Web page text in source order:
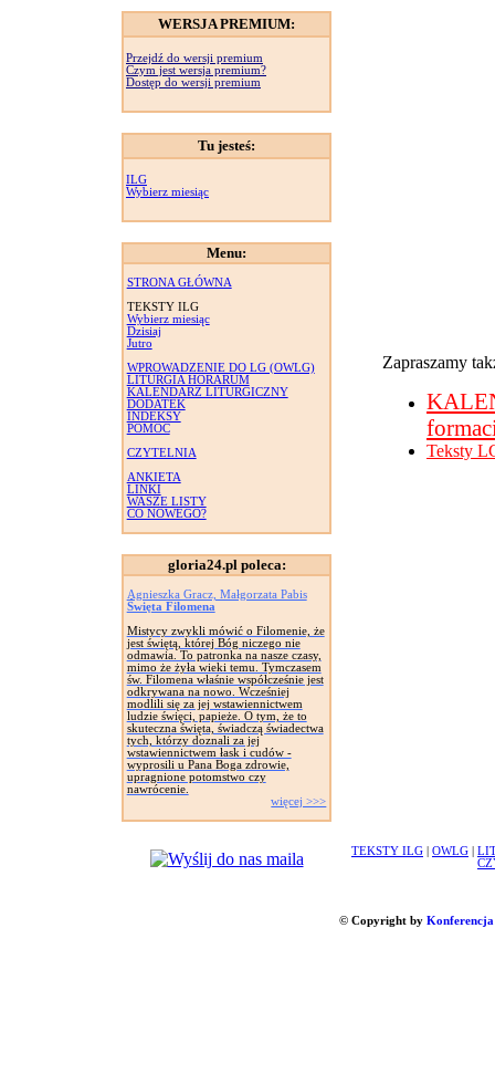
WERSJA PREMIUM:
Przejdź do wersji premium
Czym jest wersja premium?
Dostęp do wersji premium
Tu jesteś:
ILG
Wybierz miesiąc
Menu:
STRONA GŁÓWNA
TEKSTY ILG
Wybierz miesiąc
Dzisiaj
Jutro
WPROWADZENIE DO LG (OWLG)
LITURGIA HORARUM
KALENDARZ LITURGICZNY
DODATEK
INDEKSY
POMOC
CZYTELNIA
ANKIETA
LINKI
WASZE LISTY
CO NOWEGO?
gloria24.pl poleca:
Agnieszka Gracz, Małgorzata Pabis
Święta Filomena
Mistycy zwykli mówić o Filomenie, że
jest świętą, której Bóg niczego nie
odmawia. To patronka na nasze czasy,
mimo że żyła wieki temu. Tymczasem
św. Filomena właśnie współcześnie jest
odkrywana na nowo. Wcześniej
modlili się za jej wstawiennictwem
ludzie święci, papieże. O tym, że to
skuteczna święta, świadczą świadectwa
tych, którzy doznali za jej
wstawiennictwem łask i cudów -
wyprosili u Pana Boga zdrowie,
upragnione potomstwo czy
nawrócenie.
więcej >>>
Zapraszamy
Teksty
TEKSTY ILG OWLG
© Copyright by Konferencja